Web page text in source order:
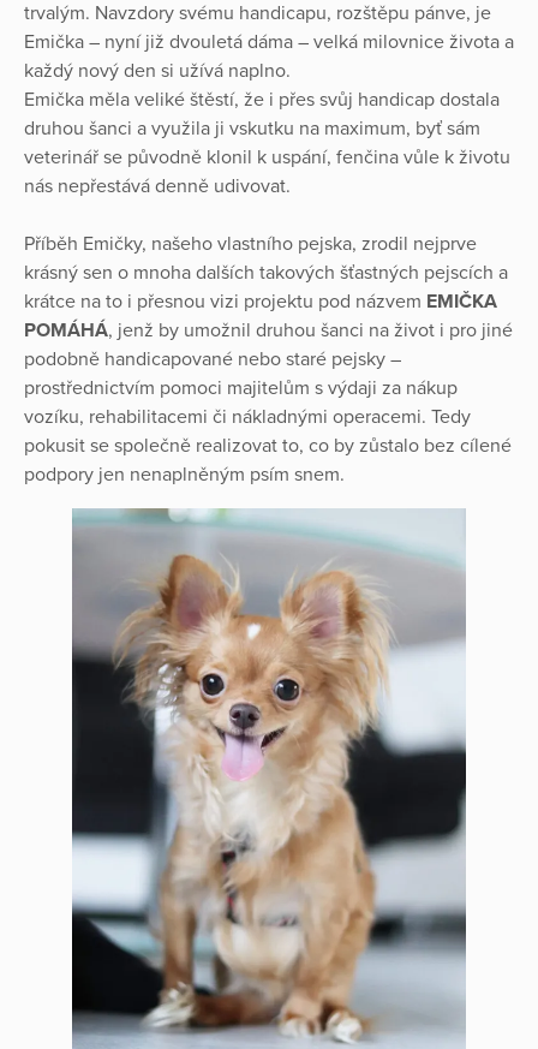
trvalým. Navzdory svému handicapu, rozštěpu pánve, je
Emička – nyní již dvouletá dáma – velká milovnice života a
každý nový den si užívá naplno.
Emička měla veliké štěstí, že i přes svůj handicap dostala
druhou šanci a využila ji vskutku na maximum, byť sám
veterinář se původně klonil k uspání, fenčina vůle k životu
nás nepřestává denně udivovat.
Příběh Emičky, našeho vlastního pejska, zrodil nejprve
krásný sen o mnoha dalších takových šťastných pejscích a
krátce na to i přesnou vizi projektu pod názvem EMIČKA
POMÁHÁ, jenž by umožnil druhou šanci na život i pro jiné
podobně handicapované nebo staré pejsky –
prostřednictvím pomoci majitelům s výdaji za nákup
vozíku, rehabilitacemi či nákladnými operacemi. Tedy
pokusit se společně realizovat to, co by zůstalo bez cílené
podpory jen nenaplněným psím snem.